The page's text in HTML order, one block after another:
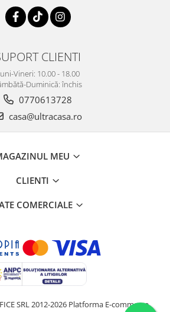
CLIENTI
Vineri: 10.00 - 18.00
Duminică: închis
0770613728
casa@ultracasa.ro
MEU
CLIENTI
COMERCIALE
SRL 2012-2026 Platforma E-commerce